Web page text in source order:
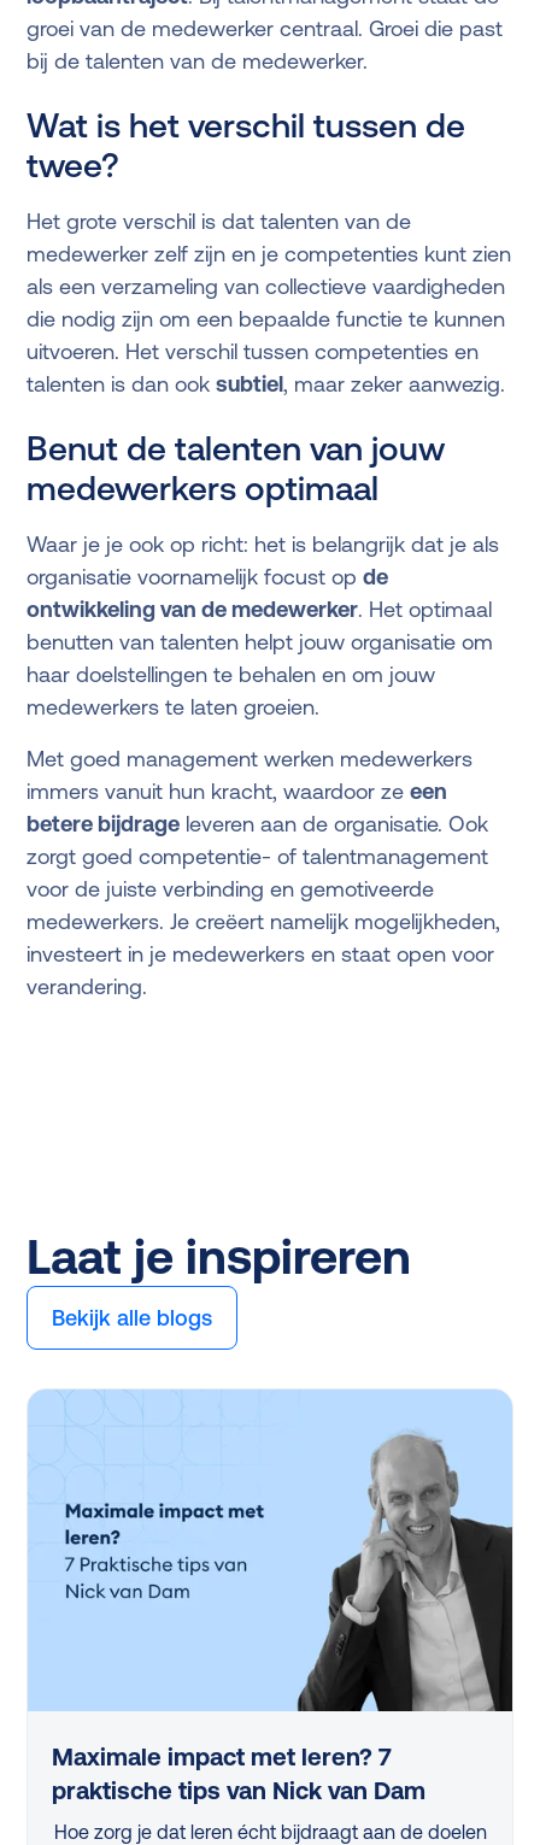
groei van de medewerker centraal. Groei die past
bij de talenten van de medewerker.
Wat is het verschil tussen de
twee?
Het grote verschil is dat talenten van de
medewerker zelf zijn en je competenties kunt zien
als een verzameling van collectieve vaardigheden
die nodig zijn om een bepaalde functie te kunnen
uitvoeren. Het verschil tussen competenties en
talenten is dan ooksubtiel, maar zeker aanwezig.
Benut de talenten van jouw
medewerkers optimaal
Waar je je ook op richt: het is belangrijk dat je als
organisatie voornamelijk focust opde
ontwikkeling van de medewerker. Het optimaal
benutten van talenten helpt jouw organisatie om
haar doelstellingen te behalen en om jouw
medewerkers te laten groeien.
Met goed management werken medewerkers
immers vanuit hun kracht, waardoor zeeen
betere bijdrage leveren aan de organisatie. Ook
zorgt goed competentie- of talentmanagement
voor de juiste verbinding en gemotiveerde
medewerkers. Je creëert namelijk mogelijkheden,
investeert in je medewerkers en staat open voor
verandering.
Laat je inspireren
Bekijk alle blogs
Maximale impact met leren? 7
praktische tips van Nick van Dam
Hoe zorg je dat leren écht bijdraagt aan de doelen